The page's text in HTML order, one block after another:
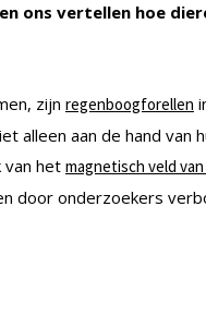
ons vertellen hoe
zijn regenboogforellen
alleen aan de hand van
van het magnetisch veld
door onderzoekers